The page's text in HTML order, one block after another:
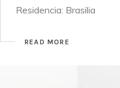
Residencia: Brasilia
READ MORE